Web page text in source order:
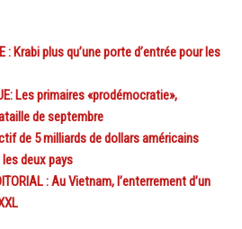
: Krabi plus qu’une porte d’entrée pour les
Les primaires «prodémocratie»,
de septembre
de 5 milliards de dollars américains
deux pays
: Au Vietnam, l’enterrement d’un